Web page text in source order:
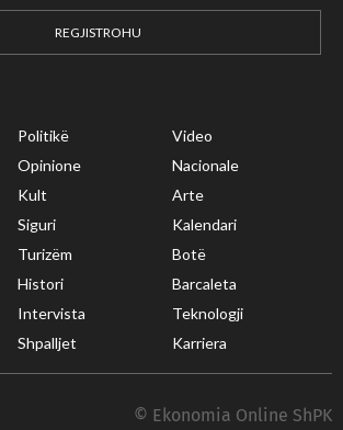
REGJISTROHU
Politikë
Video
Opinione
Nacionale
Kult
Arte
Siguri
Kalendari
Turizëm
Botë
Histori
Barcaleta
Intervista
Teknologji
Shpalljet Karriera
© Ekonomia Online ShPK